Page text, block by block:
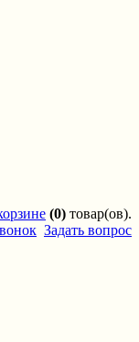
(0) товар(ов).
Задать вопрос